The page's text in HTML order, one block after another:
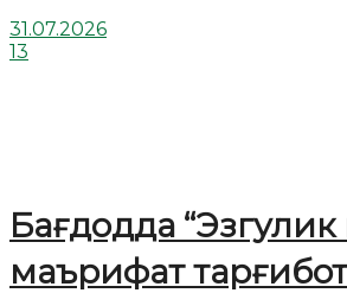
31.07.2026
13
Бағдодда “Эзгулик
маърифат